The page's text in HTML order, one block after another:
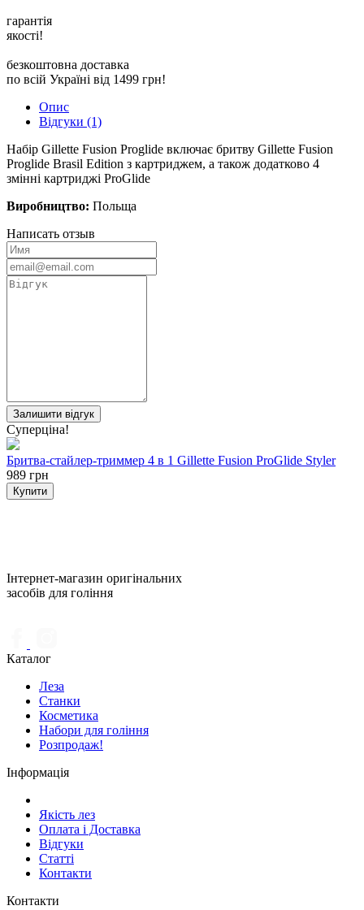
гарантія
якості!
безкоштовна доставка
по всій Україні від 1499 грн!
Опис
Відгуки (1)
Набір Gillette Fusion Proglide включає бритву Gillette Fusion
Proglide Brasil Edition з картриджем, а також додатково 4
змінні картриджі ProGlide
Виробництво: Польща
Написать отзыв
Залишити відгук
Суперціна!
Бритва-стайлер-триммер 4 в 1 Gillette Fusion ProGlide Styler
989 грн
Купити
Інтернет-магазин оригінальних
засобів для гоління
Каталог
Леза
Станки
Косметика
Набори для гоління
Розпродаж!
Інформація
Якість лез
Оплата і Доставка
Відгуки
Статті
Контакти
Контакти